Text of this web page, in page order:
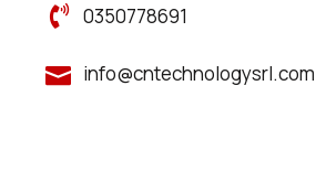
 0350778691
 info@cntechnologysrl.com